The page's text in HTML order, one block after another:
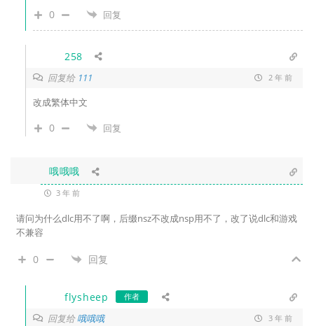
0 回复
258
回复给 111 2 年 前
改成繁体中文
0 回复
哦哦哦
3 年 前
请问为什么dlc用不了啊，后缀nsz不改成nsp用不了，改了说dlc和游戏
不兼容
0 回复
flysheep 作者
回复给哦哦哦 3 年 前